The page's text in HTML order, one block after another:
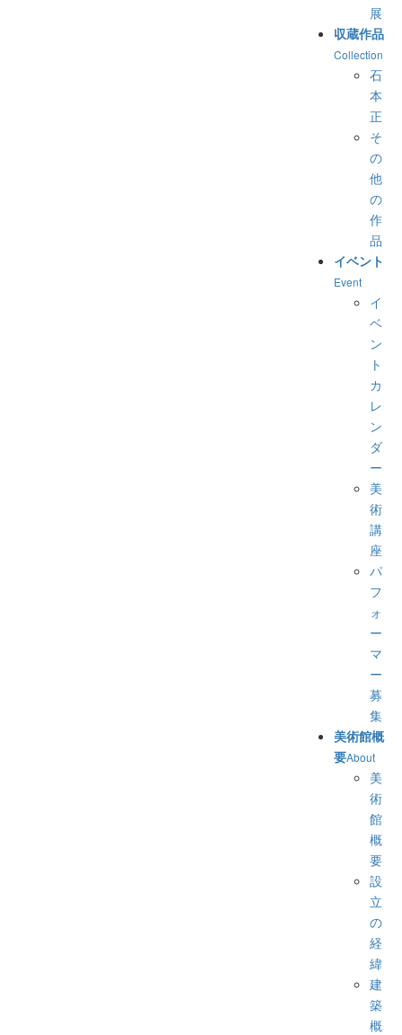
展
収蔵作品
Collection
石
本
正
そ
の
他
の
作
品
イベント
Event
イ
ベ
ン
ト
カ
レ
ン
ダ
ー
美
術
講
座
パ
フ
ォ
ー
マ
ー
募
集
美術館概
要About
美
術
館
概
要
設
立
の
経
緯
建
築
概